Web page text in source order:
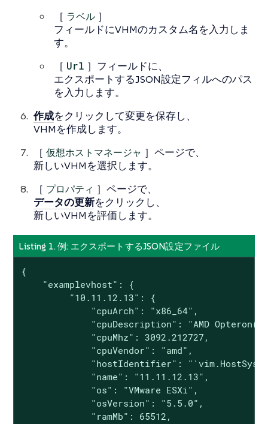
［ ラベル ］
フィールドにVHMのカスタム名を入力しま
す。
［ Url ］フィールドに、
エクスポートするJSON設定フィルへのパス
を入力します。
作成をクリックして変更を保存し、
VHMを作成します。
［ 仮想ホストマネージャ ］ページで、
新しいVHMを選択します。
［ プロパティ ］ページで、
データの更新をクリックし、
新しいVHMを評価します。
Listing 1. 例: エクスポートするJSON設定ファイル
{
    "examplevhost": {
         "10.11.12.13": {
             "cpuArch": "x86_64",
"cpuDescription": "AMD
             "cpuMhz": 3092.212727,
             "cpuVendor": "amd",
"hostIdentifier":
             "name": "11.11.12.13",
             "os": "VMware ESXi",
             "osVersion": "5.5.0",
             "ramMb": 65512,